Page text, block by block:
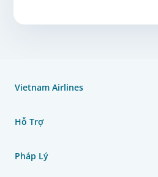
Vietnam Airlines
Hỗ Trợ
Pháp Lý